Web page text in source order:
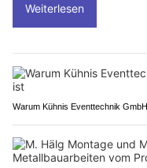
Weiterlesen
Warum Kühnis Eventtechnik